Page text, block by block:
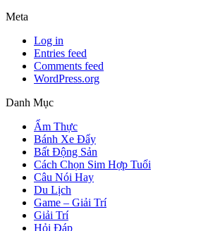
Meta
Log in
Entries feed
Comments feed
WordPress.org
Danh Mục
Ẩm Thực
Bánh Xe Đẩy
Bất Động Sản
Cách Chọn Sim Hợp Tuổi
Câu Nói Hay
Du Lịch
Game – Giải Trí
Giải Trí
Hỏi Đáp